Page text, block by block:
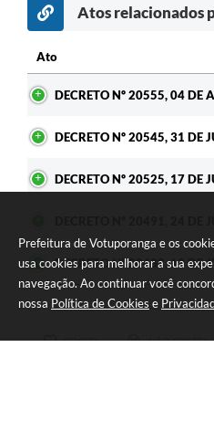
Prefeitura de Votuporanga e os
usa cookies para melhorar a sua
navegação. Ao continuar você
nossa Política de Cookies e
Atos relacionados
Ato
DECRETO Nº 20555, 04 DE
DECRETO Nº 20545, 31 DE
DECRETO Nº 20525, 17 DE
DECRETO Nº 20488, 19 DE
GOSTEI NÃO GOSTEI